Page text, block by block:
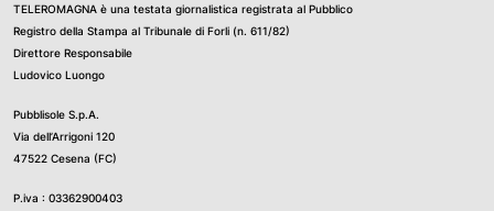
TELEROMAGNA è una testata giornalistica registrata al Pubblico
Registro della Stampa al Tribunale di Forli (n. 611/82)
Direttore Responsabile
Ludovico Luongo
Pubblisole S.p.A.
Via dell’Arrigoni 120
47522 Cesena (FC)
P.iva : 03362900403